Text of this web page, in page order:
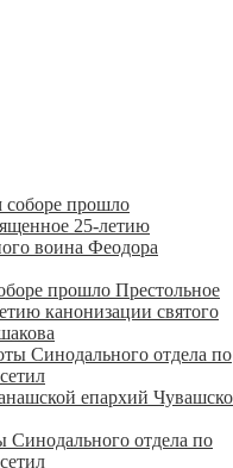
прошло Престольное
канонизации святого
Синодального отдела по